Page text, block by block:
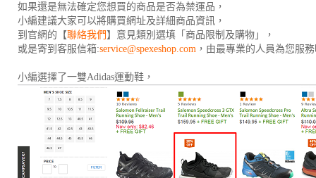
如果還是無法確定您想買的商品是否為禁運品，
小編建議大家可以將購買網址及詳細商品資訊，
到官網的【聯絡我們 】意見類別選填「商品限制及購物」，
或是寄到客服信箱:service@spexeshop.com ，由最專業的人員為您服
小編選擇了一雙Adidas運動鞋，